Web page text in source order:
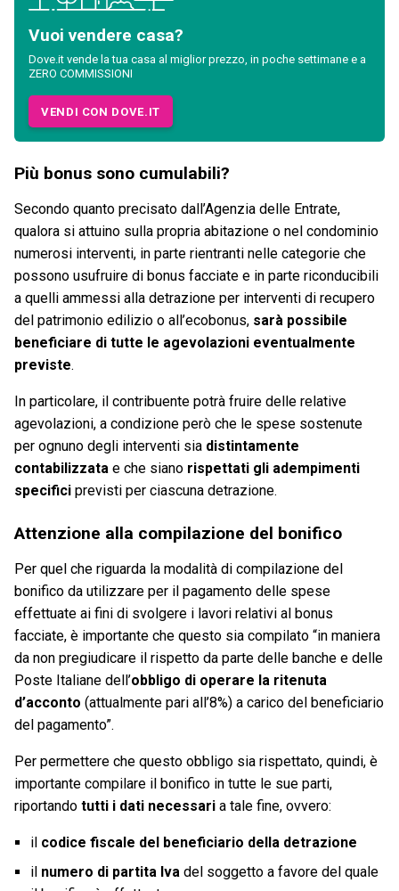
Vuoi vendere casa?
Dove.it vende la tua casa al miglior prezzo, in poche settimane e a
ZERO COMMISSIONI
VENDI CON DOVE.IT
Più bonus sono cumulabili?
Secondo quanto precisato dall’Agenzia delle Entrate,
qualora si attuino sulla propria abitazione o nel condominio
numerosi interventi, in parte rientranti nelle categorie che
possono usufruire di bonus facciate e in parte riconducibili
a quelli ammessi alla detrazione per interventi di recupero
del patrimonio edilizio o all’ecobonus, sarà possibile
beneficiare di tutte le agevolazioni eventualmente
previste.
In particolare, il contribuente potrà fruire delle relative
agevolazioni, a condizione però che le spese sostenute
per ognuno degli interventi sia distintamente
contabilizzata e che siano rispettati gli adempimenti
specifici previsti per ciascuna detrazione.
Attenzione alla compilazione del bonifico
Per quel che riguarda la modalità di compilazione del
bonifico da utilizzare per il pagamento delle spese
effettuate ai fini di svolgere i lavori relativi al bonus
facciate, è importante che questo sia compilato “in maniera
da non pregiudicare il rispetto da parte delle banche e delle
Poste Italiane dell’obbligo di operare la ritenuta
d’acconto (attualmente pari all’8%) a carico del beneficiario
del pagamento”.
Per permettere che questo obbligo sia rispettato, quindi, è
importante compilare il bonifico in tutte le sue parti,
riportando tutti i dati necessari a tale fine, ovvero:
il codice fiscale del beneficiario della detrazione
il numero di partita Ivadel soggetto a favore del quale